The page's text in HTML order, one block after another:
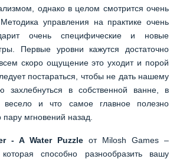
однако в целом смотрится очень
управления на практике очень
очень специфические и новые
Первые уровни кажутся достаточно
скоро ощущение это уходит и порой
постараться, чтобы не дать нашему
захлебнуться в собственной ванне, в
весело и что самое главное полезно
пару мгновений назад.
- A Water Puzzle от Milosh Games –
способно разнообразить вашу